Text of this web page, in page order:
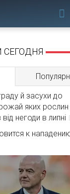
СЕГОДНЯ
й засухи до
яких рослин
негоди в липні
к